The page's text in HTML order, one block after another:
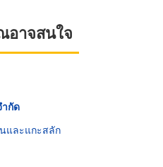
าจสนใจ
กัด
และแกะสลัก